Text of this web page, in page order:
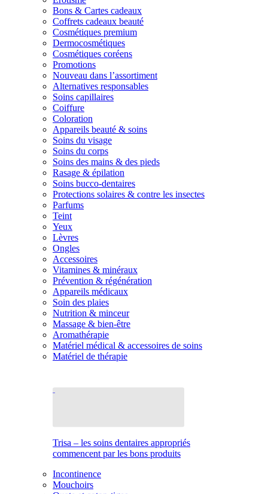
Bons & Cartes cadeaux
Coffrets cadeaux beauté
Cosmétiques premium
Dermocosmétiques
Cosmétiques coréens
Promotions
Nouveau dans l’assortiment
Alternatives responsables
Soins capillaires
Coiffure
Coloration
Appareils beauté & soins
Soins du visage
Soins du corps
Soins des mains & des pieds
Rasage & épilation
Soins bucco-dentaires
Protections solaires & contre les insectes
Parfums
Teint
Yeux
Lèvres
Ongles
Accessoires
Vitamines & minéraux
Prévention & régénération
Appareils médicaux
Soin des plaies
Nutrition & minceur
Massage & bien-être
Aromathérapie
Matériel médical & accessoires de soins
Matériel de thérapie
Trisa – les soins dentaires appropriés
commencent par les bons produits
Incontinence
Mouchoirs